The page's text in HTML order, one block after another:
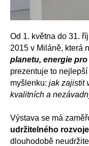
Od 1. května do 31.
2015 v Miláně, která
planetu, energie
prezentuje to
myšlenku: jak zajistit
kvalitních a
Výstava se má
udržitelného rozvoje
dlouhodobě